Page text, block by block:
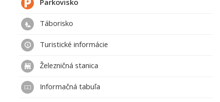
Táborisko
Turistické informácie
Železničná stanica
Informačná tabuľa